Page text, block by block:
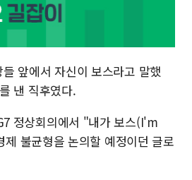
앞에서 자신이 보스라고 말했
낸 직후였다.
정상회의에서 "내가 보스(I'm
불균형을 논의할 예정이던 글로